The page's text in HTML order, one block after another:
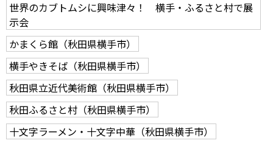
世界のカブトムシに興味津々！ 横手・ふるさと村で展
示会
かまくら館（秋田県横手市）
横手やきそば（秋田県横手市）
秋田県立近代美術館（秋田県横手市）
秋田ふるさと村（秋田県横手市）
十文字ラーメン・十文字中華（秋田県横手市）